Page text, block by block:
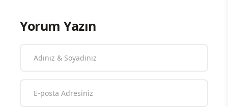
Yorum Yazın